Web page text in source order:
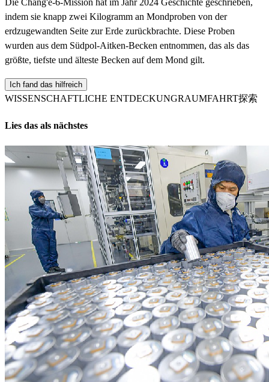
indem sie knapp zwei Kilogramm an Mondproben von der
erdzugewandten Seite zur Erde zurückbrachte. Diese Proben
wurden aus dem Südpol-Aitken-Becken entnommen, das als das
größte, tiefste und älteste Becken auf dem Mond gilt.
Ich fand das hilfreich
WISSENSCHAFTLICHE ENTDECKUNGRAUMFAHRT探索
Lies das als nächstes